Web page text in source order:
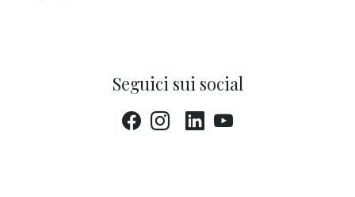
Seguici sui social